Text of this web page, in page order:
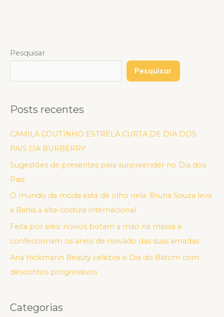
Pesquisar
Pesquisar
Posts recentes
CAMILA COUTINHO ESTRELA CURTA DE DIA DOS
PAIS DA BURBERRY
Sugestões de presentes para surpreender no Dia dos
Pais
O mundo da moda está de olho nela: Bruna Souza leva
a Bahia à alta-costura internacional
Feita por eles: noivos botam a mão na massa e
confeccionam os anéis de noivado das suas amadas
Ana Hickmann Beauty celebra o Dia do Batom com
descontos progressivos
Categorias